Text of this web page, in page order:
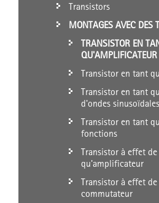
Transistors
MONTAGES AVEC DES
TRANSISTOR EN
QU'AMPLIFICATEUR
Transistor en tant
Transistor en tant
d'ondes
Transistor en tant
fonctions
Transistor à effet
qu'amplificateur
Transistor à effet
commutateur